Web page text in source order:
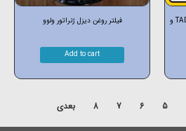
فیلتر روغن موتور دیزل ولوو TAD840GE-B و
فیلتر روغن دیزل ژنراتور ولوو
Add to cart
5
6
7
8 بعدی